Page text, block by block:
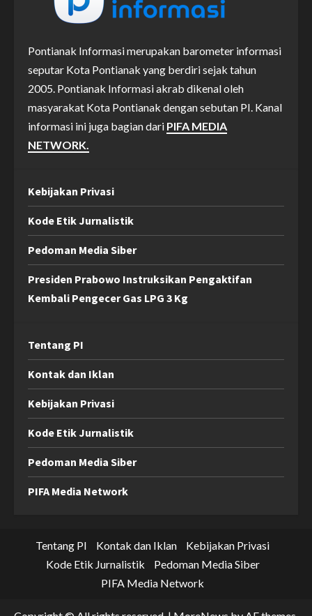
Pontianak Informasi merupakan barometer informasi
seputar Kota Pontianak yang berdiri sejak tahun
2005. Pontianak Informasi akrab dikenal oleh
masyarakat Kota Pontianak dengan sebutan PI. Kanal
informasi ini juga bagian dari PIFA MEDIA
NETWORK.
Kebijakan Privasi
Kode Etik Jurnalistik
Pedoman Media Siber
Presiden Prabowo Instruksikan Pengaktifan
Kembali Pengecer Gas LPG 3 Kg
Tentang PI
Kontak dan Iklan
Kebijakan Privasi
Kode Etik Jurnalistik
Pedoman Media Siber
PIFA Media Network
Tentang PI Kontak dan Iklan
Kebijakan Privasi
Kode Etik Jurnalistik
Pedoman Media Siber
PIFA Media Network